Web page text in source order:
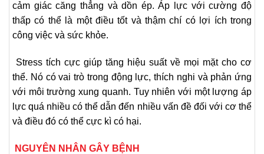
cảm giác căng thẳng và dồn ép. Áp lực với cường độ
thấp có thể là một điều tốt và thậm chí có lợi ích trong
công việc và sức khỏe.
Stress tích cực giúp tăng hiệu suất về mọi mặt cho cơ
thể. Nó có vai trò trong động lực, thích nghi và phản ứng
với môi trường xung quanh. Tuy nhiên với một lượng áp
lực quá nhiều có thể dẫn đến nhiều vấn đề đối với cơ thể
và điều đó có thể cực kì có hại.
NGUYÊN NHÂN GÂY BỆNH